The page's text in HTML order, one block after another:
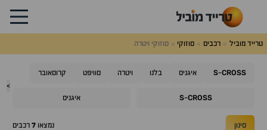
טרייד מוביל רכבים סוזוקי סוזוקי ויטרה
>
S-CROSS איגניס בלנו ויטרה סוויפט קרוסאובר
S-CROSS איגניס
סינון נמצאו 7 רכבים